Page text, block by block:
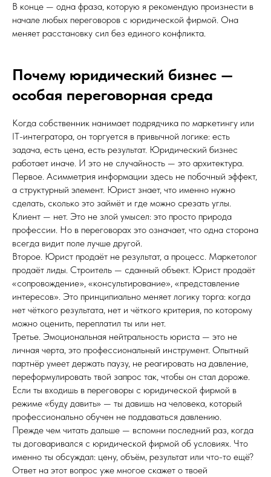
В конце — одна фраза, которую я рекомендую произнести в
начале любых переговоров с юридической фирмой. Она
меняет расстановку сил без единого конфликта.
Почему юридический бизнес —
особая переговорная среда
Когда собственник нанимает подрядчика по маркетингу или
IT-интегратора, он торгуется в привычной логике: есть
задача, есть цена, есть результат. Юридический бизнес
работает иначе. И это не случайность — это архитектура.
Первое. Асимметрия информации здесь не побочный эффект,
а структурный элемент. Юрист знает, что именно нужно
сделать, сколько это займёт и где можно срезать углы.
Клиент — нет. Это не злой умысел: это просто природа
профессии. Но в переговорах это означает, что одна сторона
всегда видит поле лучше другой.
Второе. Юрист продаёт не результат, а процесс. Маркетолог
продаёт лиды. Строитель — сданный объект. Юрист продаёт
«сопровождение», «консультирование», «представление
интересов». Это принципиально меняет логику торга: когда
нет чёткого результата, нет и чёткого критерия, по которому
можно оценить, переплатил ты или нет.
Третье. Эмоциональная нейтральность юриста — это не
личная черта, это профессиональный инструмент. Опытный
партнёр умеет держать паузу, не реагировать на давление,
переформулировать твой запрос так, чтобы он стал дороже.
Если ты входишь в переговоры с юридической фирмой в
режиме «буду давить» — ты давишь на человека, который
профессионально обучен не поддаваться давлению.
Прежде чем читать дальше — вспомни последний раз, когда
ты договаривался с юридической фирмой об условиях. Что
именно ты обсуждал: цену, объём, результат или что-то ещё?
Ответ на этот вопрос уже многое скажет о твоей